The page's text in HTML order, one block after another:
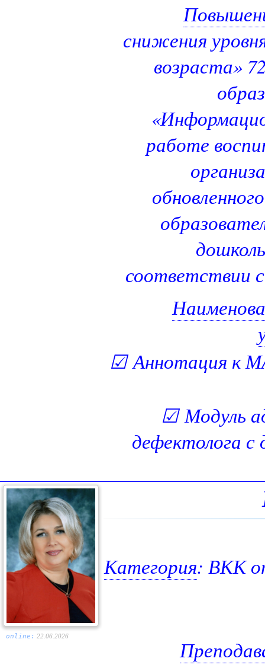
снижения
возраста»
работе
соответствии
☑Аннотация к
☑Модуль
дефектолога
online: 22.06.2026
Категория: ВКК